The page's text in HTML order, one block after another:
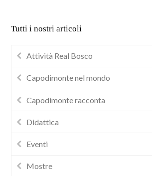
Tutti i nostri articoli
Attività Real Bosco
Capodimonte nel mondo
Capodimonte racconta
Didattica
Eventi
Mostre